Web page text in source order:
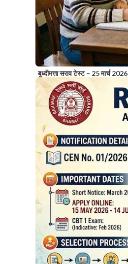
बुध्दीमत्ता सराव टेस्ट – 25 मार्च 2026